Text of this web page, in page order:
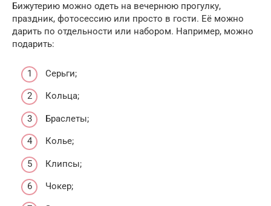
Бижутерию можно одеть на вечернюю прогулку,
праздник, фотосессию или просто в гости. Её можно
дарить по отдельности или набором. Например, можно
подарить:
Серьги;
Кольца;
Браслеты;
Колье;
Клипсы;
Чокер;